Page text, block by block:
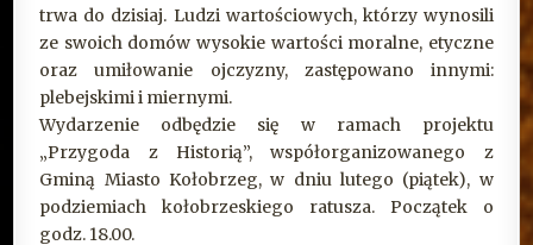
trwa do dzisiaj. Ludzi wartościowych, którzy wynosili
ze swoich domów wysokie wartości moralne, etyczne
oraz umiłowanie ojczyzny, zastępowano innymi:
plebejskimi i miernymi.
Wydarzenie odbędzie się w ramach projektu
„Przygoda z Historią”, współorganizowanego z
Gminą Miasto Kołobrzeg, w dniu lutego (piątek), w
podziemiach kołobrzeskiego ratusza. Początek o
godz. 18.00.